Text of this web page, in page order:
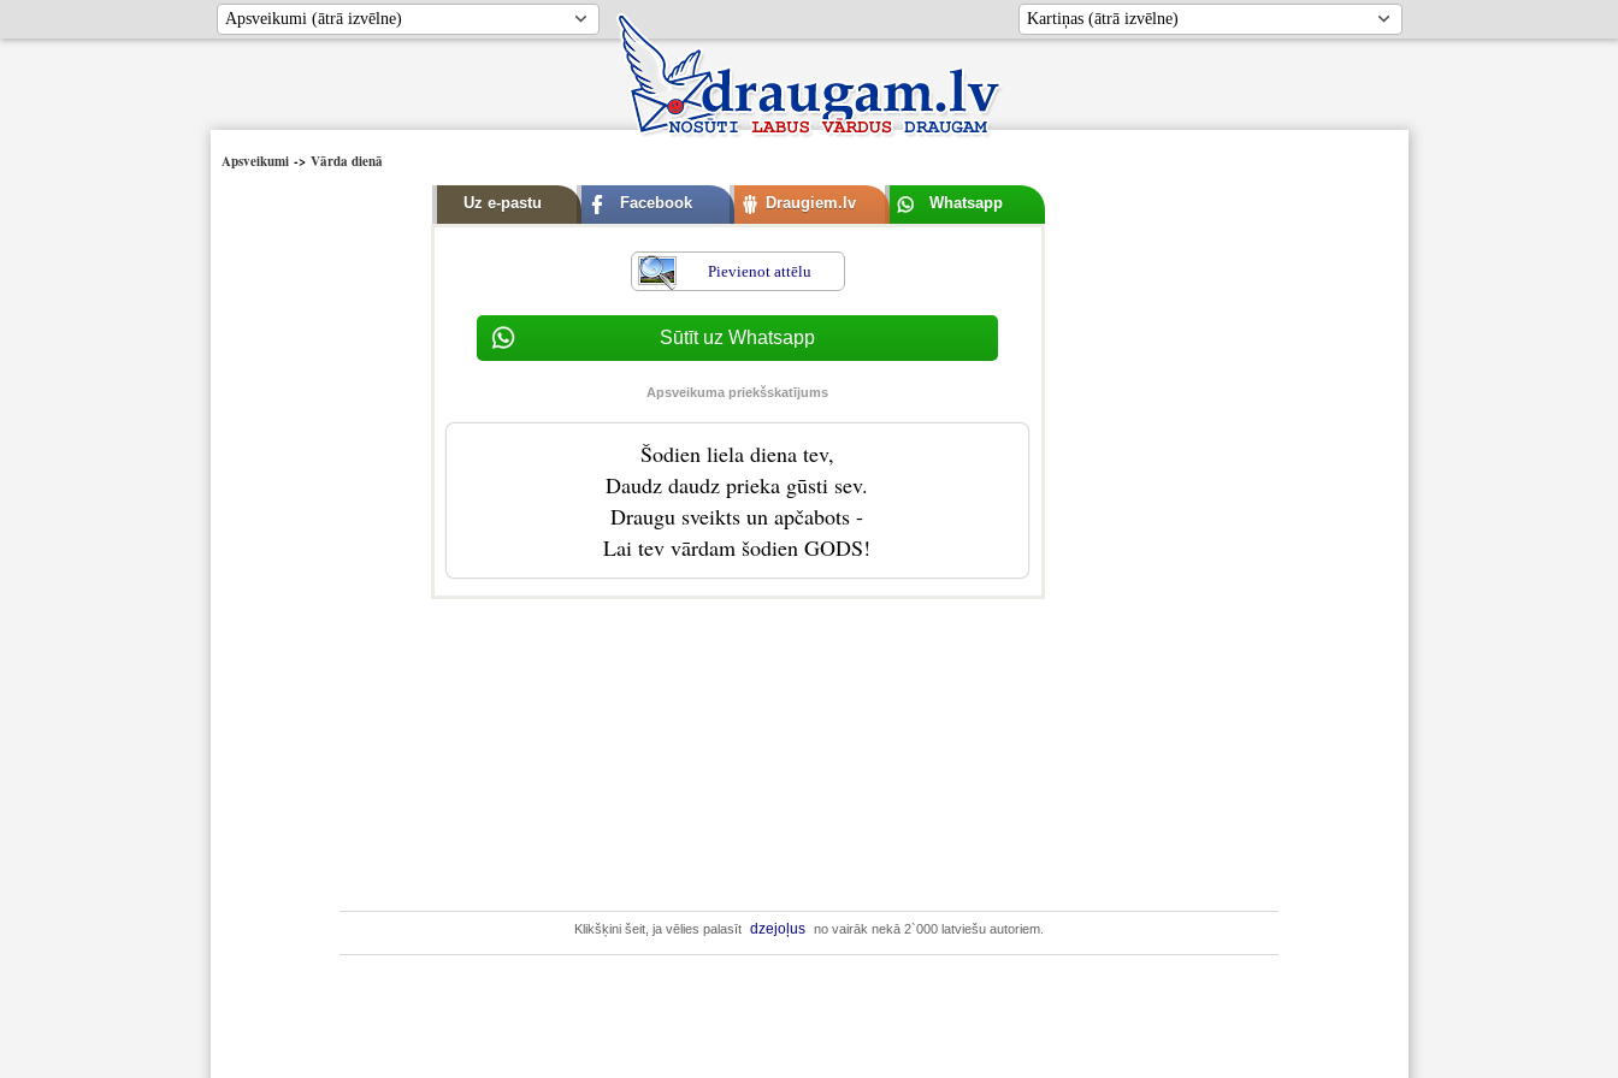
Apsveikumi-> Vārda dienā
Uz e-pastu Facebook Draugiem.lv Whatsapp
Pievienot attēlu
Sūtīt uz Whatsapp
Apsveikuma priekšskatījums
Šodien liela diena tev,
Daudz daudz prieka gūsti sev.
Draugu sveikts un apčabots -
Lai tev vārdam šodien GODS!
Klikšķini šeit, ja vēlies palasīt dzejoļus no vairāk nekā 2`000 latviešu autoriem.